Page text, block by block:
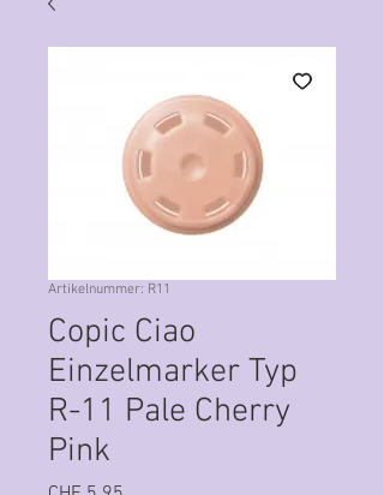
Artikelnummer: R11
Copic Ciao
Einzelmarker Typ
R-11 Pale Cherry
Pink